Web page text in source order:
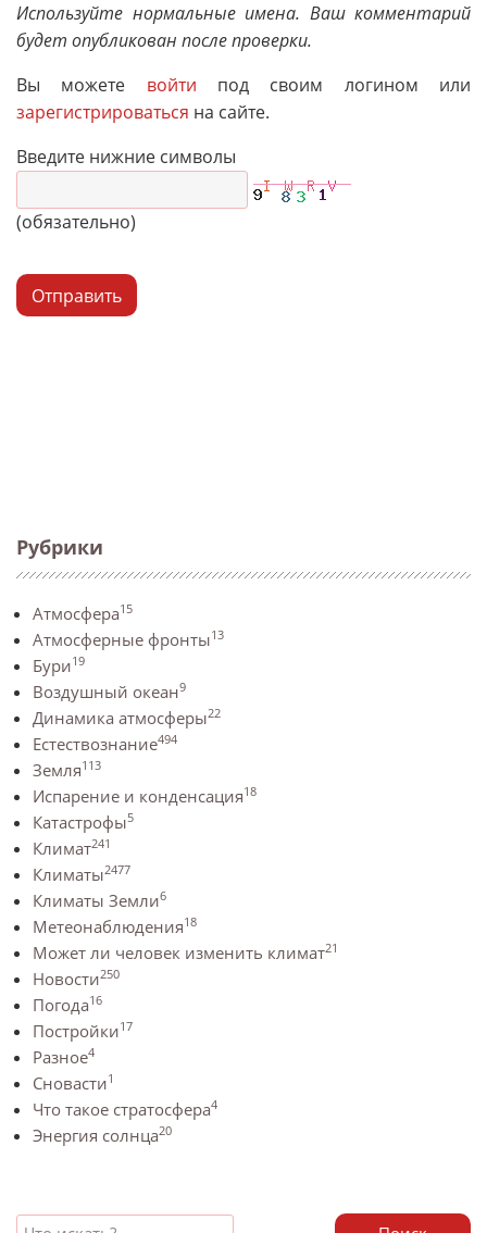
Рубрики
Атмосфера15
Атмосферные фронты13
Бури19
Воздушный океан9
Динамика атмосферы22
Естествознание494
Земля113
Испарение и конденсация18
Катастрофы5
Климат241
Климаты2477
Климаты Земли6
Метеонаблюдения18
Может ли человек изменить климат21
Новости250
Погода16
Постройки17
Разное4
Сновасти1
Что такое стратосфера4
Энергия солнца20
Используйте нормальные имена. Ваш комментарий
будет опубликован после проверки.
Вы можете войти под своим логином или
зарегистрироваться на сайте.
Введите нижние символы
(обязательно)
Отправить